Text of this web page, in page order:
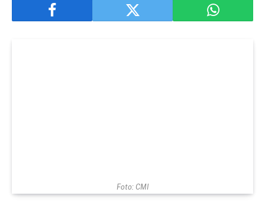
Foto: CMI